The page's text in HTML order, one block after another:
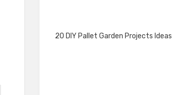
20 DIY Pallet Garden Projects Ideas